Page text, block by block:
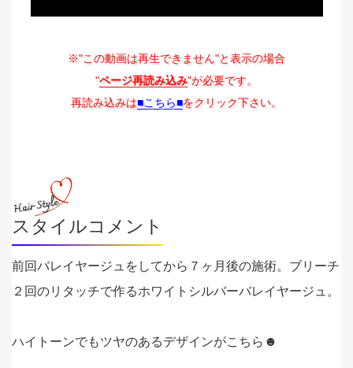
※"この動画は再生できません"と表示の場合
"ページ再読み込み"が必要です。
再読み込みは■こちら■をクリック下さい。
スタイルコメント
前回バレイヤージュをしてから７ヶ月後の施術。ブリーチ
２回のリタッチで作るホワイトシルバーバレイヤージュ。
ハイトーンでもツヤのあるデザインがこちら☻